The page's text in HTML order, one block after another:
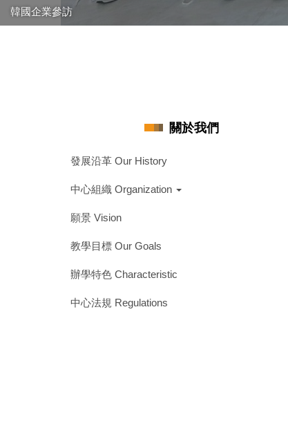
韓國企業參訪
關於我們
發展沿革 Our History
中心組織 Organization
願景 Vision
教學目標 Our Goals
辦學特色 Characteristic
中心法規 Regulations